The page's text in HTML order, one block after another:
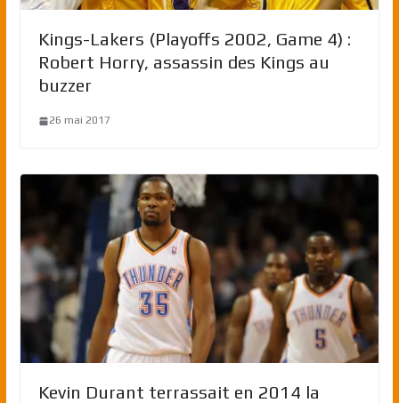
Kings-Lakers (Playoffs 2002, Game 4) :
Robert Horry, assassin des Kings au
buzzer
26 mai 2017
Kevin Durant terrassait en 2014 la